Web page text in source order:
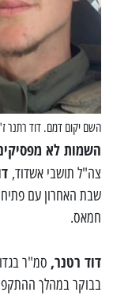
השם יקום דמם. דוד רתנר
השמות לא
צה"ל תושבי אשדוד,
שבת האחרון עם
חמאס.
דוד רטנר,
בבוקר במהלך